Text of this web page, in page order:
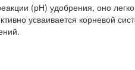
(рН) удобрения, оно
усваивается корневой